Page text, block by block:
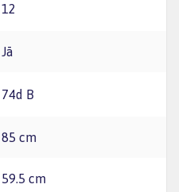
12
Jā
74d B
85 cm
59.5 cm